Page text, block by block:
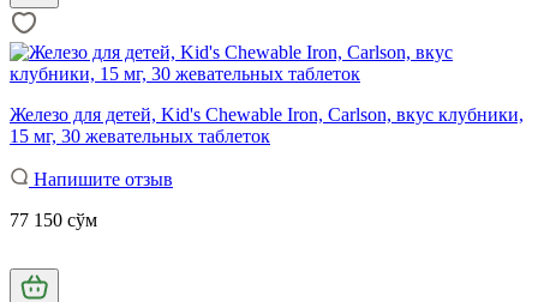
Железо для детей, Kid's Chewable Iron, Carlson, вкус клубники,
15 мг, 30 жевательных таблеток
Напишите отзыв
77 150 сўм